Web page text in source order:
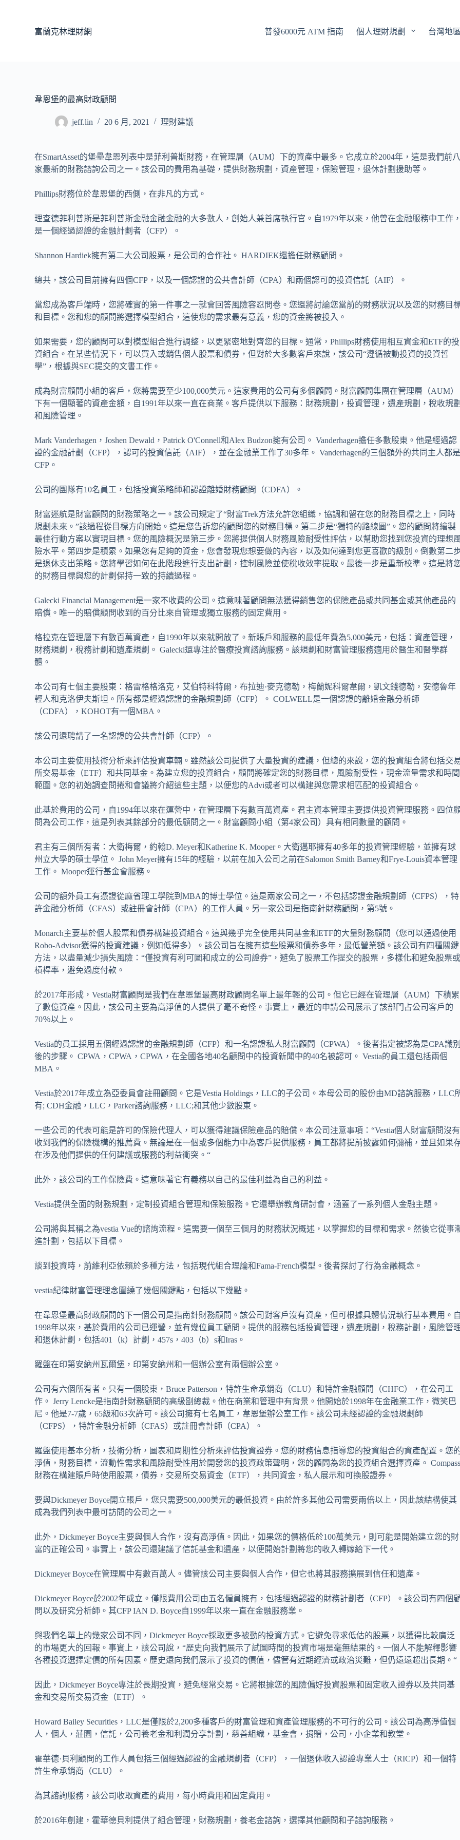
富蘭克林理財網 普發6000元 ATM 指南 個人理財規劃 台灣地
韋恩堡的最高財政顧問
jeff.lin 20 6 月, 2021 理財建議
在SmartAsset的堡壘韋恩列表中是菲利普斯財務，在管理層（AUM）下的資產中最多。它成立於2004年，這是我們前八
家最新的財務諮詢公司之一。該公司的費用為基礎，提供財務規劃，資產管理，保險管理，退休計劃援助等。
Phillips財務位於韋恩堡的西側，在非凡的方式。
理查德菲利普斯是菲利普斯金融金融金融的大多數人，創始人兼首席執行官。自1979年以來，他曾在金融服務中工作，
是一個經過認證的金融計劃者（CFP）。
Shannon Hardiek擁有第二大公司股票，是公司的合作社。 HARDIEK還擔任財務顧問。
總共，該公司目前擁有四個CFP，以及一個認證的公共會計師（CPA）和兩個認可的投資信託（AIF）。
當您成為客戶端時，您將確實的第一件事之一就會回答風險容忍問卷。您還將討論您當前的財務狀況以及您的財務目
和目標。您和您的顧問將選擇模型組合，這使您的需求最有意義，您的資金將被投入。
如果需要，您的顧問可以對模型組合進行調整，以更緊密地對齊您的目標。通常，Phillips財務使用相互資金和ETF的投
資組合。在某些情況下，可以買入或銷售個人股票和債券，但對於大多數客戶來說，該公司“遵循被動投資的投資哲
學”，根據與SEC提交的文書工作。
成為財富顧問小組的客戶，您將需要至少100,000美元。這家費用的公司有多個顧問。財富顧問集團在管理層（AUM）
下有一個顯著的資產金額，自1991年以來一直在商業。客戶提供以下服務：財務規劃，投資管理，遺產規劃，稅收規劃
和風險管理。
Mark Vanderhagen，Joshen Dewald，Patrick O'Connell和Alex Budzon擁有公司。 Vanderhagen擔任多數股東。他是經過認
證的金融計劃（CFP），認可的投資信託（AIF），並在金融業工作了30多年。 Vanderhagen的三個額外的共同主人都是
CFP。
公司的團隊有10名員工，包括投資策略師和認證離婚財務顧問（CDFA）。
財富迷航是財富顧問的財務策略之一。該公司規定了“財富Trek方法允許您組織，協調和留在您的財務目標之上，同時
規劃未來。”該過程從目標方向開始。這是您告訴您的顧問您的財務目標。第二步是“獨特的路線圖”。您的顧問將繪製
最佳行動方案以實現目標。您的風險概況是第三步。您將提供個人財務風險耐受性評估，以幫助您找到您投資的理想
險水平。第四步是積累。如果您有足夠的資金，您會發現您想要做的內容，以及如何達到您更喜歡的級別。倒數第二
是退休支出策略。您將學習如何在此階段進行支出計劃，控制風險並使稅收效率提取。最後一步是重新校準。這是將
的財務目標與您的計劃保持一致的持續過程。
Galecki Financial Management是一家不收費的公司。這意味著顧問無法獲得銷售您的保險產品或共同基金或其他產品的
賠償。唯一的賠償顧問收到的百分比來自管理或獨立服務的固定費用。
格拉克在管理層下有數百萬資產，自1990年以來就開放了。新賬戶和服務的最低年費為5,000美元，包括：資產管理，
財務規劃，稅務計劃和遺產規劃。 Galecki還專注於醫療投資諮詢服務。該規劃和財富管理服務適用於醫生和醫學群
體。
本公司有七個主要股東：格雷格格洛克，艾伯特科特爾，布拉迪·麥克德勒，梅蘭妮科爾韋爾，凱文錢德勒，安德魯年
輕人和克洛伊夫斯坦。所有都是經過認證的金融規劃師（CFP）。 COLWELL是一個認證的離婚金融分析師
（CDFA），KOHOT有一個MBA。
該公司還聘請了一名認證的公共會計師（CFP）。
本公司主要使用技術分析來評估投資車輛。雖然該公司提供了大量投資的建議，但總的來說，您的投資組合將包括交
所交易基金（ETF）和共同基金。為建立您的投資組合，顧問將確定您的財務目標，風險耐受性，現金流量需求和時間
範圍。您的初始調查問捲和會議將介紹這些主題，以便您的Advi或者可以構建與您需求相匹配的投資組合。
此基於費用的公司，自1994年以來在運營中，在管理層下有數百萬資產。君主資本管理主要提供投資管理服務。四位
問為公司工作，這是列表其餘部分的最低顧問之一。財富顧問小組（第4家公司）具有相同數量的顧問。
君主有三個所有者：大衛梅爾，約翰D. Meyer和Katherine K. Mooper。大衛邁耶擁有40多年的投資管理經驗，並擁有球
州立大學的碩士學位。 John Meyer擁有15年的經驗，以前在加入公司之前在Salomon Smith Barney和Frye-Louis資本管理
工作。 Mooper運行基金會服務。
公司的額外員工有憑證從麻省理工學院到MBA的博士學位。這是兩家公司之一，不包括認證金融規劃師（CFPS），特
許金融分析師（CFAS）或註冊會計師（CPA）的工作人員。另一家公司是指南針財務顧問，第5號。
Monarch主要基於個人股票和債券構建投資組合。這與幾乎完全使用共同基金和ETF的大量財務顧問（您可以通過使用
Robo-Advisor獲得的投資建議，例如低得多）。該公司旨在擁有這些股票和債券多年，最低營業額。該公司有四種關鍵
方法，以盡量減少損失風險：“僅投資有利可圖和成立的公司證券”，避免了股票工作提交的股票，多樣化和避免股票或
槓桿率，避免過度付款。
於2017年形成，Vestia財富顧問是我們在韋恩堡最高財政顧問名單上最年輕的公司。但它已經在管理層（AUM）下積累
了數億資產。因此，該公司主要為高淨值的人提供了毫不奇怪。事實上，最近的申請公司展示了該部門占公司客戶的
70％以上。
Vestia的員工採用五個經過認證的金融規劃師（CFP）和一名認證私人財富顧問（CPWA）。後者指定被認為是CPA識別
後的步驟。 CPWA，CPWA，CPWA，在全國各地40名顧問中的投資新聞中的40名被認可。 Vestia的員工還包括兩個
MBA。
Vestia於2017年成立為亞委員會註冊顧問。它是Vestia Holdings，LLC的子公司。本母公司的股份由MD諮詢服務，LLC
有; CDH金融，LLC，Parker諮詢服務，LLC;和其他少數股東。
一些公司的代表可能是許可的保險代理人，可以獲得建議保險產品的賠償。本公司注意事項：“Vestia個人財富顧問沒有
收到我們的保險機構的推薦費。無論是在一個或多個能力中為客戶提供服務，員工都將提前披露如何彌補，並且如果
在涉及他們提供的任何建議或服務的利益衝突。“
此外，該公司的工作保險費。這意味著它有義務以自己的最佳利益為自己的利益。
Vestia提供全面的財務規劃，定制投資組合管理和保險服務。它還舉辦教育研討會，涵蓋了一系列個人金融主題。
公司將與其稱之為vestia Vue的諮詢流程。這需要一個至三個月的財務狀況概述，以掌握您的目標和需求。然後它從事
進計劃，包括以下目標。
談到投資時，前維利亞依賴於多種方法，包括現代組合理論和Fama-French模型。後者探討了行為金融概念。
vestia紀律財富管理理念圍繞了幾個關鍵點，包括以下幾點。
在韋恩堡最高財政顧問的下一個公司是指南針財務顧問。該公司對客戶沒有資產，但可根據具體情況執行基本費用。自
1998年以來，基於費用的公司已運營，並有幾位員工顧問。提供的服務包括投資管理，遺產規劃，稅務計劃，風險管
和退休計劃，包括401（k）計劃，457s，403（b）s和Iras。
羅盤在印第安納州瓦爾堡，印第安納州和一個辦公室有兩個辦公室。
公司有六個所有者。只有一個股東，Bruce Patterson，特許生命承銷商（CLU）和特許金融顧問（CHFC），在公司工
作。 Jerry Lencke是指南針財務顧問的高級副總裁。他在商業和管理中有背景。他開始於1998年在金融業工作，微笑巴
尼。他是7-7歲，65級和63次許可。該公司擁有七名員工，韋恩堡辦公室工作。該公司未經認證的金融規劃師
（CFPS），特許金融分析師（CFAS）或註冊會計師（CPA）。
羅盤使用基本分析，技術分析，圖表和周期性分析來評估投資證券。您的財務信息指導您的投資組合的資產配置。您
淨值，財務目標，流動性需求和風險耐受性用於開發您的投資政策聲明，您的顧問為您的投資組合選擇資產。 Compass
財務在構建賬戶時使用股票，債券，交易所交易資金（ETF），共同資金，私人展示和可換股證券。
要與Dickmeyer Boyce開立賬戶，您只需要500,000美元的最低投資。由於許多其他公司需要兩倍以上，因此該結構使其
成為我們列表中最可訪問的公司之一。
此外，Dickmeyer Boyce主要與個人合作，沒有高淨值。因此，如果您的價格低於100萬美元，則可能是開始建立您的財
富的正確公司。事實上，該公司還建議了信託基金和遺產，以便開始計劃將您的收入轉嫁給下一代。
Dickmeyer Boyce在管理層中有數百萬人。儘管該公司主要與個人合作，但它也將其服務擴展到信任和遺產。
Dickmeyer Boyce於2002年成立。僅限費用公司由五名僱員擁有，包括經過認證的財務計劃者（CFP）。該公司有四個
問以及研究分析師。其CFP IAN D. Boyce自1999年以來一直在金融服務業。
與我們名單上的幾家公司不同，Dickmeyer Boyce採取更多被動的投資方式。它避免尋求低估的股票，以獲得比較廣泛
的市場更大的回報。事實上，該公司說，“歷史向我們展示了試圖時間的投資市場是毫無結果的。一個人不能解釋影響
各種投資選擇定價的所有因素。歷史還向我們展示了投資的價值，儘管有近期經濟或政治災難，但仍遠遠超出長期。“
因此，Dickmeyer Boyce專注於長期投資，避免經常交易。它將根據您的風險偏好投資股票和固定收入證券以及共同基
金和交易所交易資金（ETF）。
Howard Bailey Securities，LLC是僅限於2,200多種客戶的財富管理和資產管理服務的不可行的公司。該公司為高淨值個
人，個人，莊園，信託，公司養老金和利潤分享計劃，慈善組織，基金會，捐贈，公司，小企業和教堂。
霍華德·貝利顧問的工作人員包括三個經過認證的金融規劃者（CFP），一個退休收入認證專業人士（RICP）和一個特
許生命承銷商（CLU）。
為其諮詢服務，該公司收取資產的費用，每小時費用和固定費用。
於2016年創建，霍華德貝利提供了組合管理，財務規劃，養老金諮詢，選擇其他顧問和子諮詢服務。